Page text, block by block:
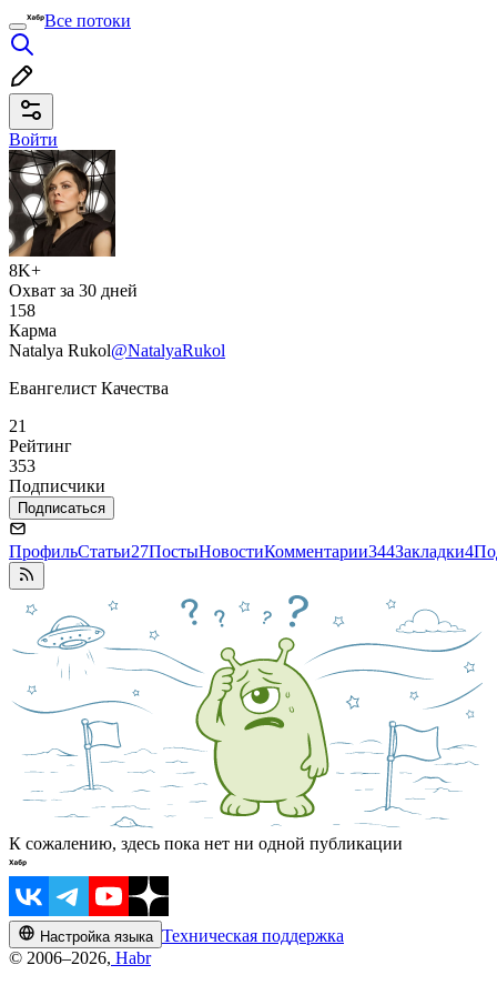
Все потоки
Войти
8K+
Охват за 30 дней
158
Карма
Natalya Rukol@NatalyaRukol
Евангелист Качества
21
Рейтинг
353
Подписчики
Подписаться
ПрофильСтатьи27ПостыНовостиКомментарии344Закладки4
К сожалению, здесь пока нет ни одной публикации
Настройка языка Техническая поддержка
© 2006–2026, Habr